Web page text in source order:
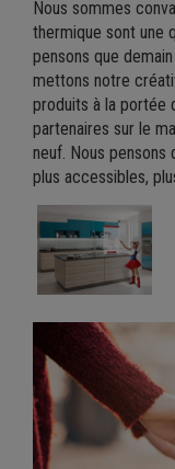
Nous sommes
thermique sont une
pensons que
mettons notre
produits à la portée
partenaires sur le
neuf. Nous pensons
plus accessibles,